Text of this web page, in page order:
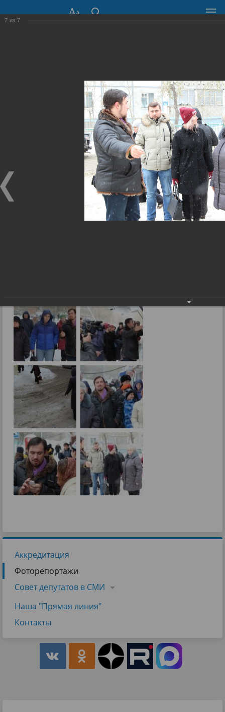
630099, г. Новосибирск, Красный проспект, 34
Общественная приемная
Фоторепортажи › Депутатская проверка
Аккредитация
Фоторепортажи
Совет депутатов в СМИ
Наша "Прямая линия"
Контакты
7 из 7